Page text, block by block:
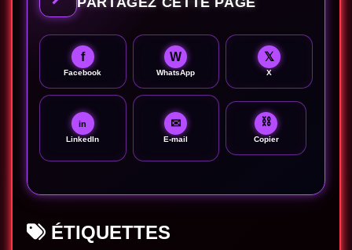
f
Facebook
W
WhatsApp
𝕏
X
in
LinkedIn
✉
E-mail
⛓
Copier
ÉTIQUETTES